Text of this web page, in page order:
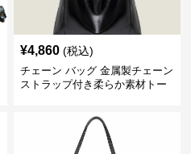
¥4,860 (税込)
チェーン バッグ 金属製チェーン
ストラップ付き柔らか素材トー